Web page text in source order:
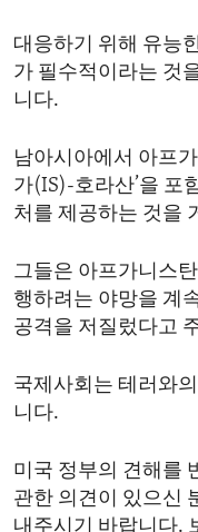
대응하기 위해 유능
가 필수적이라는 것
니다.
남아시아에서 아프
가(IS)-호라산’을 포
처를 제공하는 것을
그들은 아프가니스
행하려는 야망을 계
공격을 저질렀다고
국제사회는 테러와
니다.
미국 정부의 견해를
관한 의견이 있으신
내주시기 바랍니다.